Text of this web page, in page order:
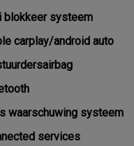
blokkeer systeem
carplay/android auto
waarschuwing systeem
services